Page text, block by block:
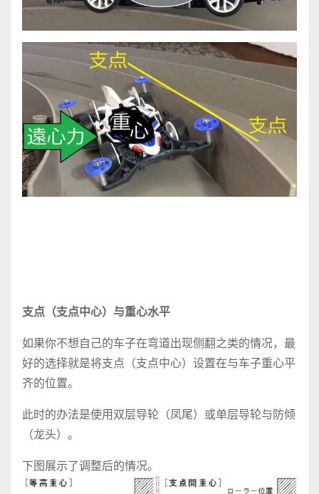
支点（支点中心）与重心水平
如果你不想自己的车子在弯道出现侧翻之类的情况，最
好的选择就是将支点（支点中心）设置在与车子重心平
齐的位置。
此时的办法是使用双层导轮（凤尾）或单层导轮与防倾
（龙头）。
下图展示了调整后的情况。